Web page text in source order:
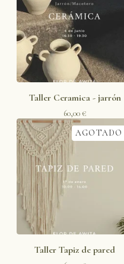
Taller Ceramica - jarrón
60,00€
AGOTADO
Taller Tapiz de pared